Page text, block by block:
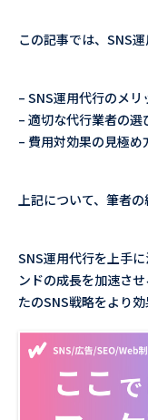
この記事では、SNS
– SNS運用代行のメリ
– 適切な代行業者の選
– 費用対効果の見極め
上記について、筆者の
SNS運用代行を上手
ンドの成長を加速さ
たのSNS戦略をより